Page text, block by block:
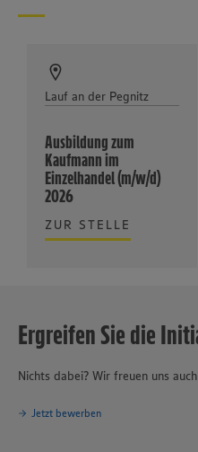
Lauf an der Pegnitz
Ausbildung zum
Kaufmann im
Einzelhandel (m/w/d)
2026
ZUR STELLE
Ergreifen Sie die
Nichts dabei? Wir freuen uns
Jetzt bewerben